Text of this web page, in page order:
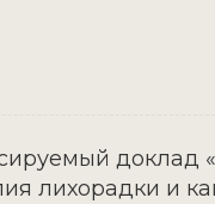
доклад
лихорадки и